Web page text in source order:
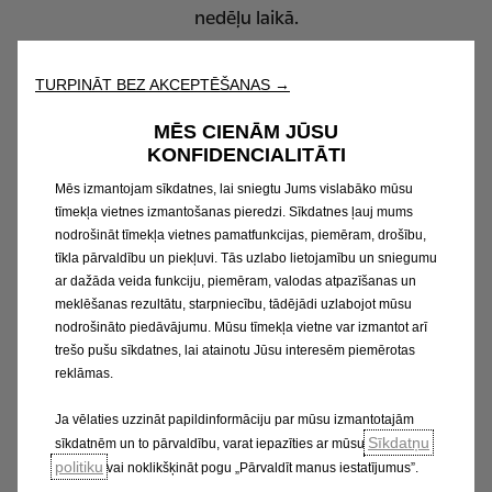
nedēļu laikā.
Par Opel
Opel ir viens no lielākajiem autoražotājiem Eiropā un
līderis CO2izmešu samazināšanā, ko nodrošina plašā
elektrifikācijas ofensīva. Uzņēmumu 1862. gadā
Riselsheimā, Vācijā nodibināja Ādams Opels.
Automašīnas tajā tiek ražotas no 1899. gada. Opel
ietilpst globālajā koncernā Stellantis NV, kas radīts
jaunajam ilgtspējīgas mobilitātes laikmetam. Kopā ar
pārstāvēts vairāk nekā 60 valstīs visā pasaulē, un
turpina ienākt aizvien jaunos starptautiskos tirgos.
Opel pašlaik konsekventi īsteno elektrifikācijas
TURPINĀT BEZ AKCEPTĒŠANAS →
MĒS CIENĀM JŪSU
KONFIDENCIALITĀTI
Mēs izmantojam sīkdatnes, lai sniegtu Jums vislabāko mūsu
tīmekļa vietnes izmantošanas pieredzi. Sīkdatnes ļauj mums
nodrošināt tīmekļa vietnes pamatfunkcijas, piemēram, drošību,
tīkla pārvaldību un piekļuvi. Tās uzlabo lietojamību un sniegumu
ar dažāda veida funkciju, piemēram, valodas atpazīšanas un
meklēšanas rezultātu, starpniecību, tādējādi uzlabojot mūsu
nodrošināto piedāvājumu. Mūsu tīmekļa vietne var izmantot arī
trešo pušu sīkdatnes, lai atainotu Jūsu interesēm piemērotas
reklāmas.
Ja vēlaties uzzināt papildinformāciju par mūsu izmantotajām
sīkdatnēm un to pārvaldību, varat iepazīties ar mūsu Sīkdatņu
politiku vai noklikšķināt pogu „Pārvaldīt manus iestatījumus”.